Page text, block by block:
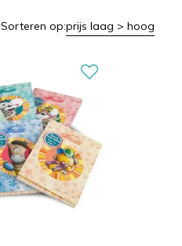
Sorteren op:prijs laag > hoog